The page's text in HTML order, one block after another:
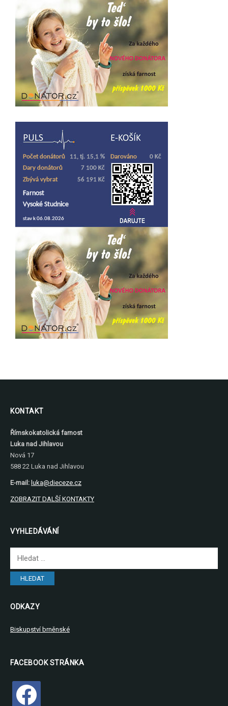
KONTAKT
Římskokatolická farnost
Luka nad Jihlavou
Nová 17
588 22 Luka nad Jihlavou
E-mail: luka@dieceze.cz
ZOBRAZIT DALŠÍ KONTAKTY
VYHLEDÁVÁNÍ
ODKAZY
Biskupství brněnské
FACEBOOK STRÁNKA
facebook